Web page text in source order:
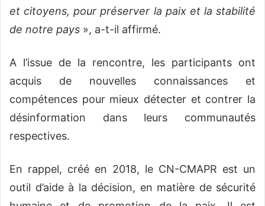
et citoyens, pour préserver la paix et la stabilité
de notre pays », a-t-il affirmé.
A l’issue de la rencontre, les participants ont
acquis de nouvelles connaissances et
compétences pour mieux détecter et contrer la
désinformation dans leurs communautés
respectives.
En rappel, créé en 2018, le CN-CMAPR est un
outil d’aide à la décision, en matière de sécurité